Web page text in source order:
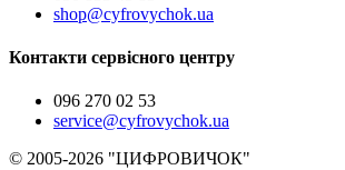
shop@cyfrovychok.ua
Контакти сервісного центру
096 270 02 53
service@cyfrovychok.ua
© 2005-2026 "ЦИФРОВИЧОК"